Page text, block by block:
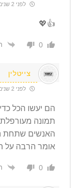
לפני 2 שנים
👍💖
0
צייטלין
לפני 2 שנים
הם יעשו הכל
תמונה
האנשים שתחת
אומר הרבה על
0